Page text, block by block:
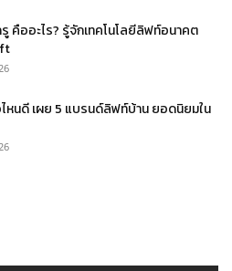
คืออะไร? รู้จักเทคโนโลยีลิฟท์อนาคต
หนดี เผย 5 แบรนด์ลิฟท์บ้าน ยอดนิยมใน